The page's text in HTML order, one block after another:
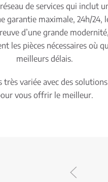
de services qui inclut
garantie maximale, 24h/24,
d’une grande
les pièces nécessaires où
meilleurs délais.
variée avec des
vous offrir le meilleur.